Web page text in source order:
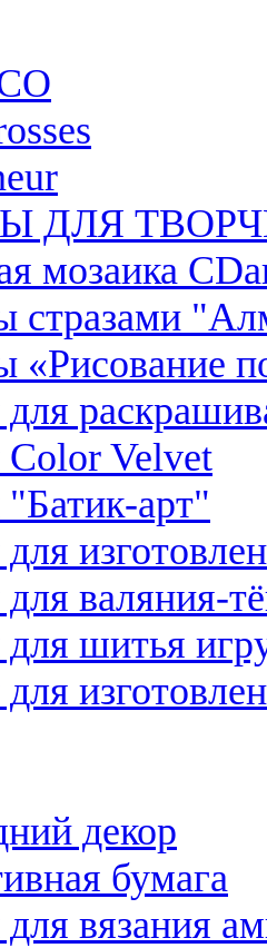
ДЛЯ
мозаика
стразами
«Рисование
Velvet
арт"
валяния-
шитья
декор
бумага
вязания